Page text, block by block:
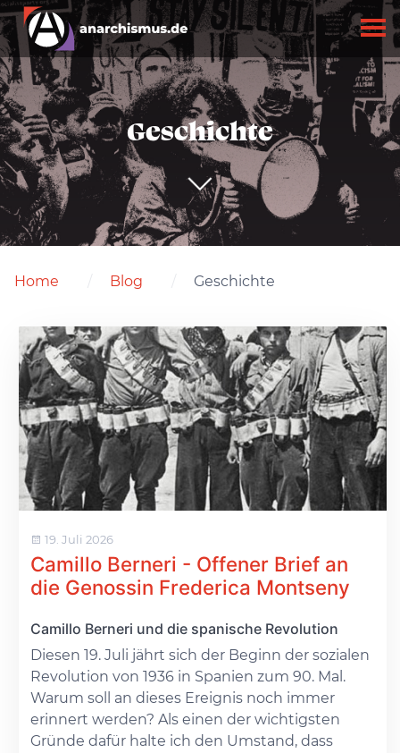
Geschichte
Home Blog Geschichte
19. Juli 2026
Camillo Berneri - Offener Brief an
die Genossin Frederica Montseny
Camillo Berneri und die spanische Revolution
Diesen 19. Juli jährt sich der Beginn der sozialen
Revolution von 1936 in Spanien zum 90. Mal.
Warum soll an dieses Ereignis noch immer
erinnert werden? Als einen der wichtigsten
Gründe dafür halte ich den Umstand, dass